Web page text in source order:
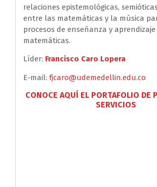
relaciones epistemológicas,
entre las matemáticas y la música
procesos de enseñanza y
matemáticas.
Líder: Francisco Caro Lopera
E-mail: fjcaro@udemedellin.edu.co
CONOCE AQUÍ EL PORTAFOLIO DE
SERVICIOS